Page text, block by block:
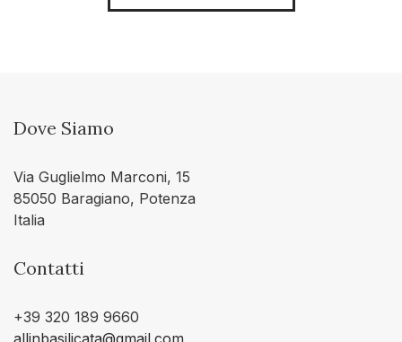
Dove Siamo
Via Guglielmo Marconi, 15
85050 Baragiano, Potenza
Italia
Contatti
+39 320 189 9660
allinbasilicata@gmail.com